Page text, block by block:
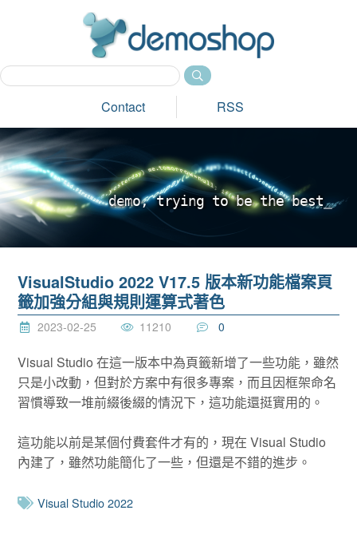
Contact RSS
demo, trying to be the best_
VisualStudio 2022 V17.5 版本新功能檔案頁
籤加強分組與規則運算式著色
2023-02-25 11210 0
Visual Studio 在這一版本中為頁籤新增了一些功能，雖然
只是小改動，但對於方案中有很多專案，而且因框架命名
習慣導致一堆前綴後綴的情況下，這功能還挺實用的。
這功能以前是某個付費套件才有的，現在 Visual Studio
內建了，雖然功能簡化了一些，但還是不錯的進步。
Visual Studio 2022